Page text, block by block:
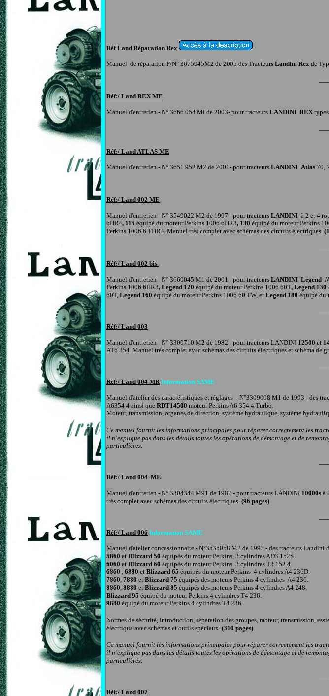
Réf Land Réparation Rex
Manuel de réparation P/N° 3675945M2 de 2005 des Tracteurs Landini Rex de
Réf:/ Land REX ME
Manuel d'entretien - N° 3666 054 Ml de 2003- pour tracteurs LANDINI REX
Réf:/ Land ATLAS ME
Manuel d'entretien - N° 3651 952 M2 de 2001- pour tracteurs LANDINI Atlas 70,
Réf:/ Land 002 ME
Manuel d'entretien - N° 3549022 M2 de 1997 - pour tracteurs LANDINI à 2 et 4
6HR4, 115 équipé du moteur Perkins 1006 6HR3, 130 équipé du moteur Perkins
Perkins 1006 6 THR4. Manuel très complet avec schémas des circuits électriques. (
Réf:/ Land 002 bis
Manuel d'entretien - N° 3660045 M1 de 2001 - pour tracteurs LANDINI Legend
Perkins 1006 6HR3, Legend 120 équipé du moteur Perkins 1006 60T, Legend 130
60T, Legend 160 équipé du moteur Perkins 1006 60 TW, et Legend 180 équipé du
Réf:/ Land 003
Manuel d'entretien - N° 3300710 M2 de 1982 - pour tracteurs LANDINI 12500 et
AT6 354. Manuel très complet avec schémas des circuits électriques et schéma de
Réf:/ Land 004 MR Information SAME
Manuel d'atelier des caractéristiques et réglages - N°3309008 M1 de 1993 - des
A6354 4 ainsi que RDT14500 moteur Perkins A6 354 4 Turbo.
Moteur, transmission, organes de direction, système hydraulique, système
Ce manuel fournit les informations principales pour réparer correctement les
il n’explique pas dans les détails toutes les opérations de démontage et de
particulières.
Réf:/ Land 004 ME
Manuel d'entretien - N° 3304344 M91 de 1982 - pour tracteurs LANDINI 10000s à
très complet avec schémas des circuits électriques. (96 pages)
Réf:/ Land 006 Information SAME
Manuel d'atelier concessionnaire - N°3535058 M2 de 1993 - des tracteurs Landini
5860 et Blizzard 50 équipés du moteur Perkins, 3 cylindres AD3 152S.
6060 et Blizzard 60 équipés du moteur Perkins 3 cylindres T3 152 4.
6860 , 6880 et Blizzard 65 équipés du moteur Perkins 4 cylindres A4 236D.
7860, 7880 et Blizzard 75 équipés des moteurs Perkins 4 cylindres A4 236.
8860, 8880 et Blizzard 85 équipés des moteurs Perkins 4 cylindres A4 248.
Blizzard 95 équipé du moteur Perkins 4 cylindres T4 236.
9880 équipé du moteur Perkins 4 cylindres T4 236.
Normes de sécurité, introduction, séparation des groupes, moteur, transmission,
électrique avec schémas et outils spéciaux. (310 pages)
Ce manuel fournit les informations principales pour réparer correctement les
il n’explique pas dans les détails toutes les opérations de démontage et de
particulières.
Réf:/ Land 007